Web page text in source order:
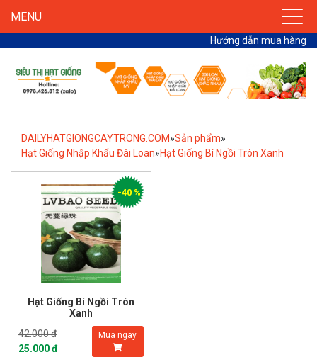
MENU
Hướng dẫn mua hàng
DAILYHATGIONGCAYTRONG.COM»Sản phẩm»
Hạt Giống Nhập Khẩu Đài Loan»Hạt Giống Bí Ngồi Tròn Xanh
Hạt Giống Bí Ngồi Tròn
Xanh
42.000 đ
25.000 đ
Mua ngay
-40 %